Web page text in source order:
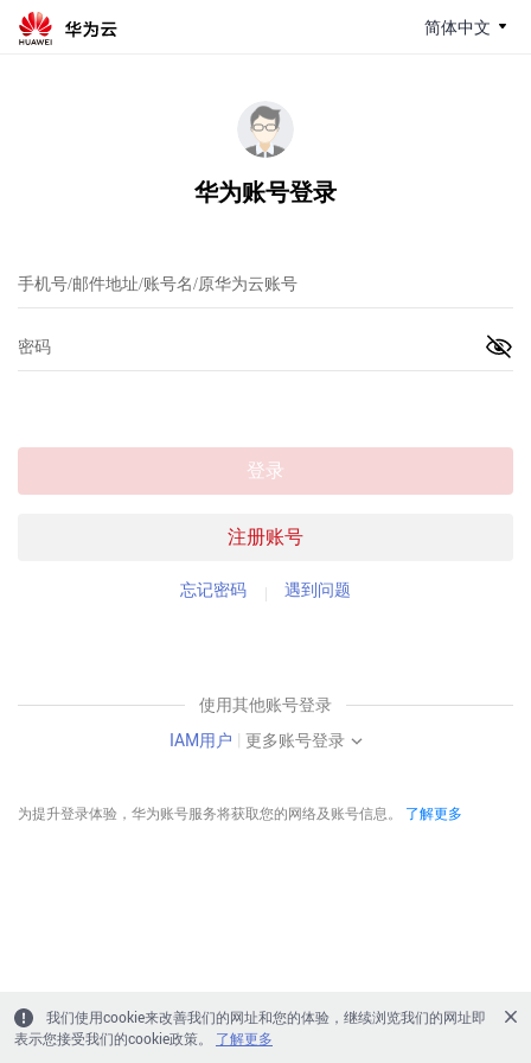
简体中文
华为账号登录
注册账号
登录
忘记密码 遇到问题
使用其他账号登录
IAM用户 | 更多账号登录
为提升登录体验，华为账号服务将获取您的网络及账号信息。 了解更多
我们使用cookie来改善我们的网址和您的体验，继续浏览我们的网址即
表示您接受我们的cookie政策。
了解更多